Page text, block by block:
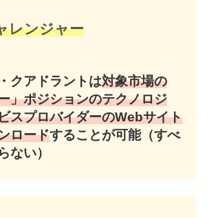
レンジャー
クアドラントは対象市場の
」ポジションのテクノロジ
スプロバイダーのWebサイト
ロードすることが可能（すべ
ない）